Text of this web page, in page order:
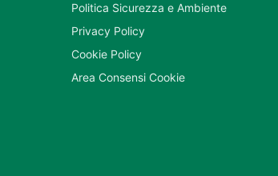
Politica Sicurezza e Ambiente
Privacy Policy
Cookie Policy
Area Consensi Cookie